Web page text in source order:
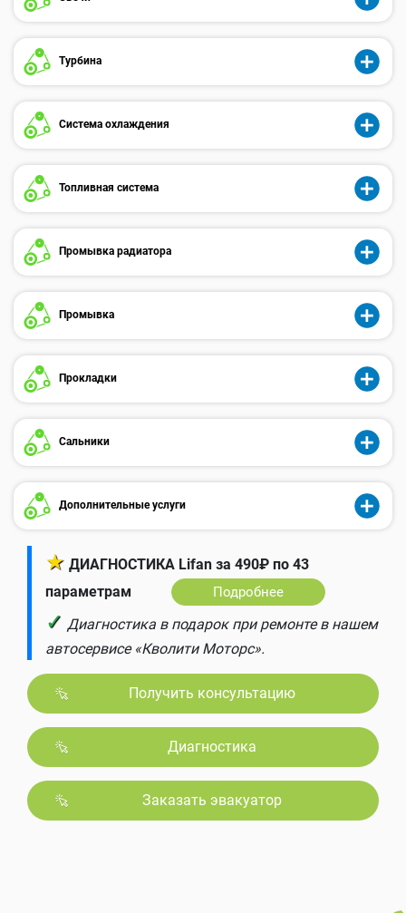
Турбина
Система охлаждения
Топливная система
Промывка радиатора
Промывка
Прокладки
Сальники
Дополнительные услуги
★ ДИАГНОСТИКА Lifan за 490₽ по 43
параметрам
Подробнее
✓ Диагностика в подарок при ремонте в нашем
автосервисе «Кволити Моторс».
Получить консультацию
Диагностика
Заказать эвакуатор